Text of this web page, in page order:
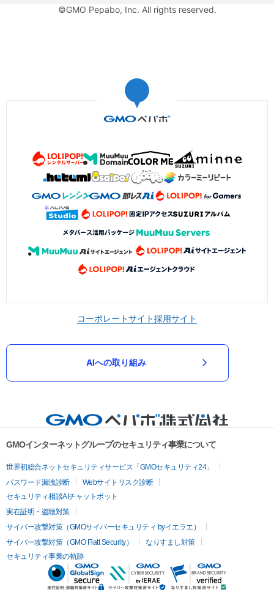
©GMO Pepabo, Inc. All rights reserved.
コーポレートサイト採用サイト
AIへの取り組み
GMOインターネットグループのセキュリティ事業について
世界初総合ネットセキュリティサービス「GMOセキュリティ24」
パスワード漏洩診断
Webサイトリスク診断
セキュリティ相談AIチャットボット
実在証明・盗聴対策
サイバー攻撃対策（GMOサイバーセキュリティ byイエラエ）
サイバー攻撃対策（GMO Flatt Security）
なりすまし対策
セキュリティ事業の軌跡